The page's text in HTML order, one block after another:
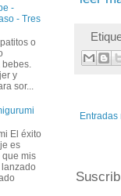
Entradas
-
- Tres
o
bebes.
y
sor...
El éxito
es
mis